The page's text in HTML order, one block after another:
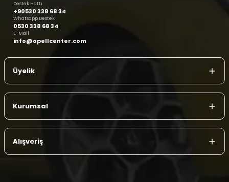
Destek Hattı
+90530 338 68 34
Whatsapp Destek
0530 338 68 34
E-Mail
info@opellcenter.com
Üyelik
Kurumsal
Alışveriş